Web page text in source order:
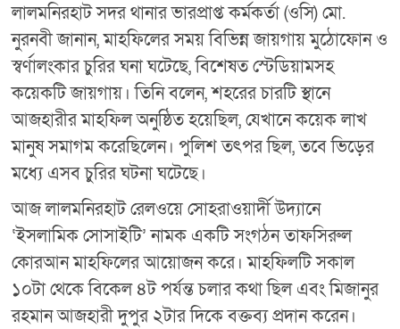
লালমনিরহাট সদর থানার ভারপ্রাপ্ত কর্মকর্তা (ওসি) মো.
নুরনবী জানান, মাহফিলের সময় বিভিন্ন জায়গায় মুঠোফোন ও
স্বর্ণালংকার চুরির ঘনা ঘটেছে, বিশেষত স্টেডিয়ামসহ
কয়েকটি জায়গায়। তিনি বলেন, শহরের চারটি স্থানে
আজহারীর মাহফিল অনুষ্ঠিত হয়েছিল, যেখানে কয়েক লাখ
মানুষ সমাগম করেছিলেন। পুলিশ তৎপর ছিল, তবে ভিড়ের
মধ্যে এসব চুরির ঘটনা ঘটেছে।
আজ লালমনিরহাট রেলওয়ে সোহরাওয়ার্দী উদ্যানে
‘ইসলামিক সোসাইটি’ নামক একটি সংগঠন তাফসিরুল
কোরআন মাহফিলের আয়োজন করে। মাহফিলটি সকাল
১০টা থেকে বিকেল ৪ট পর্যন্ত চলার কথা ছিল এবং মিজানুর
রহমান আজহারী দুপুর ২টার দিকে বক্তব্য প্রদান করেন।